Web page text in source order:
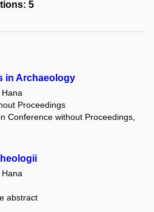
5
in Archaeology
Hana
Proceedings
Conference without Proceedings,
Hana
abstract